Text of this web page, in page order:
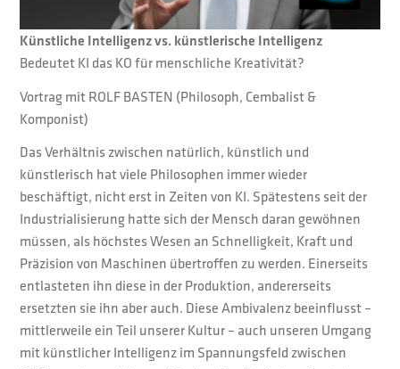
Künstliche Intelligenz vs. künstlerische Intelligenz
Bedeutet KI das KO für menschliche Kreativität?
Vortrag mit ROLF BASTEN (Philosoph, Cembalist &
Komponist)
Das Verhältnis zwischen natürlich, künstlich und
künstlerisch hat viele Philosophen immer wieder
beschäftigt, nicht erst in Zeiten von KI. Spätestens seit der
Industrialisierung hatte sich der Mensch daran gewöhnen
müssen, als höchstes Wesen an Schnelligkeit, Kraft und
Präzision von Maschinen übertroffen zu werden. Einerseits
entlasteten ihn diese in der Produktion, andererseits
ersetzten sie ihn aber auch. Diese Ambivalenz beeinflusst –
mittlerweile ein Teil unserer Kultur – auch unseren Umgang
mit künstlicher Intelligenz im Spannungsfeld zwischen